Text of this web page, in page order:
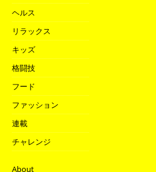
ヘルス
リラックス
キッズ
格闘技
フード
ファッション
連載
チャレンジ
About